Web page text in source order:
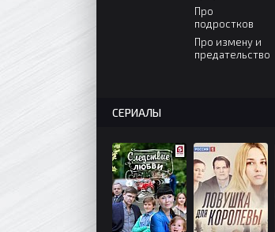
Про
подростков
Про измену и
предательство
СЕРИАЛЫ